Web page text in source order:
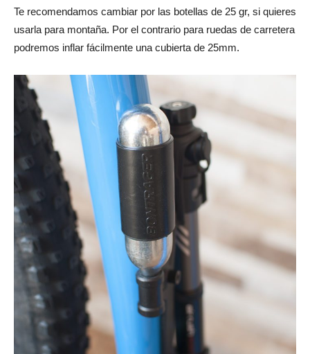
Te recomendamos cambiar por las botellas de 25 gr, si quieres
usarla para montaña. Por el contrario para ruedas de carretera
podremos inflar fácilmente una cubierta de 25mm.